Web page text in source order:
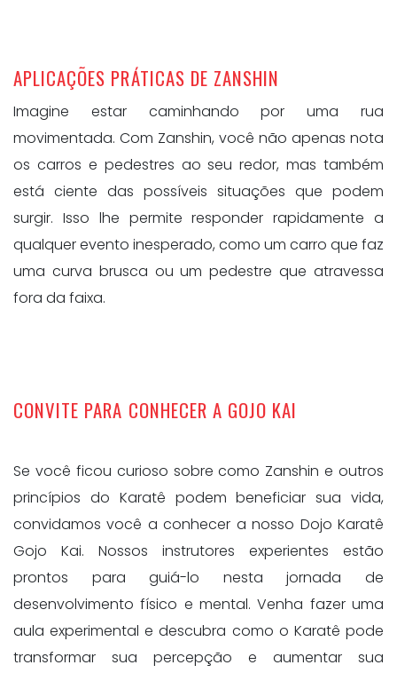
APLICAÇÕES PRÁTICAS DE ZANSHIN
Imagine estar caminhando por uma rua
movimentada. Com Zanshin, você não apenas nota
os carros e pedestres ao seu redor, mas também
está ciente das possíveis situações que podem
surgir. Isso lhe permite responder rapidamente a
qualquer evento inesperado, como um carro que faz
uma curva brusca ou um pedestre que atravessa
fora da faixa.
CONVITE PARA CONHECER A GOJO KAI
Se você ficou curioso sobre como Zanshin e outros
princípios do Karatê podem beneficiar sua vida,
convidamos você a conhecer a nosso Dojo Karatê
Gojo Kai. Nossos instrutores experientes estão
prontos para guiá-lo nesta jornada de
desenvolvimento físico e mental. Venha fazer uma
aula experimental e descubra como o Karatê pode
transformar sua percepção e aumentar sua